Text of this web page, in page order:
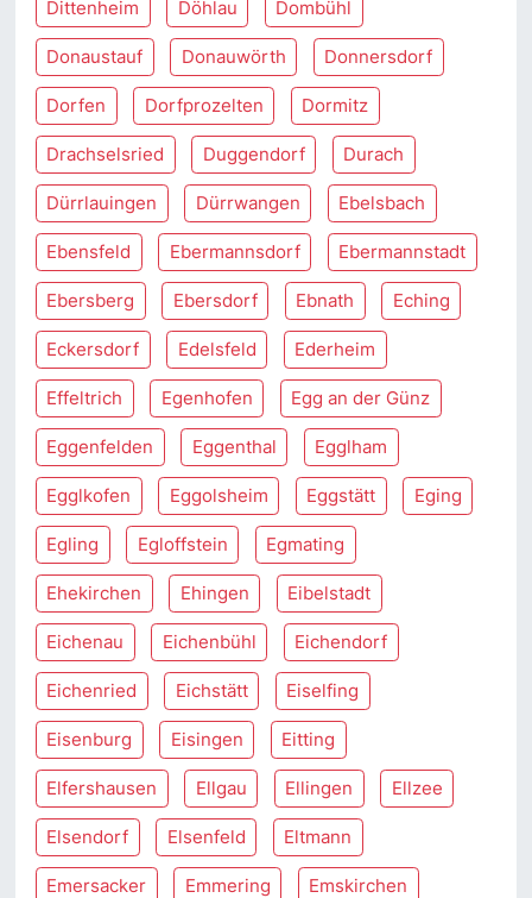
Dittenheim Döhlau Dombühl
Donaustauf Donauwörth Donnersdorf
Dorfen Dorfprozelten Dormitz
Drachselsried Duggendorf Durach
Dürrlauingen Dürrwangen Ebelsbach
Ebensfeld Ebermannsdorf Ebermannstadt
Ebersberg Ebersdorf Ebnath Eching
Eckersdorf Edelsfeld Ederheim
Effeltrich Egenhofen Egg an der Günz
Eggenfelden Eggenthal Egglham
Egglkofen Eggolsheim Eggstätt Eging
Egling Egloffstein Egmating
Ehekirchen Ehingen Eibelstadt
Eichenau Eichenbühl Eichendorf
Eichenried Eichstätt Eiselfing
Eisenburg Eisingen Eitting
Elfershausen Ellgau Ellingen Ellzee
Elsendorf Elsenfeld Eltmann
Emersacker Emmering Emskirchen